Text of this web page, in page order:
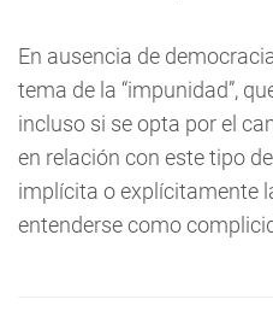
En ausencia de
tema de la “impunidad”,
incluso si se opta por el
en relación con este tipo
implícita o explícitamente
entenderse como